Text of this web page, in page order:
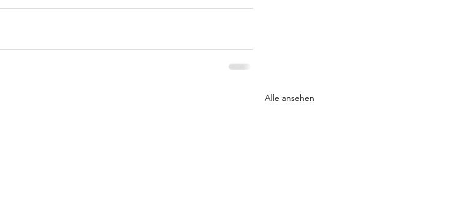
Alle ansehen